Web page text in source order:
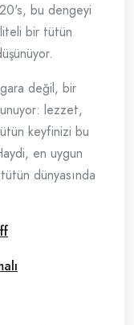
bu dengeyi
bir tütün
değil, bir
lezzet,
keyfinizi bu
en uygun
dünyasında